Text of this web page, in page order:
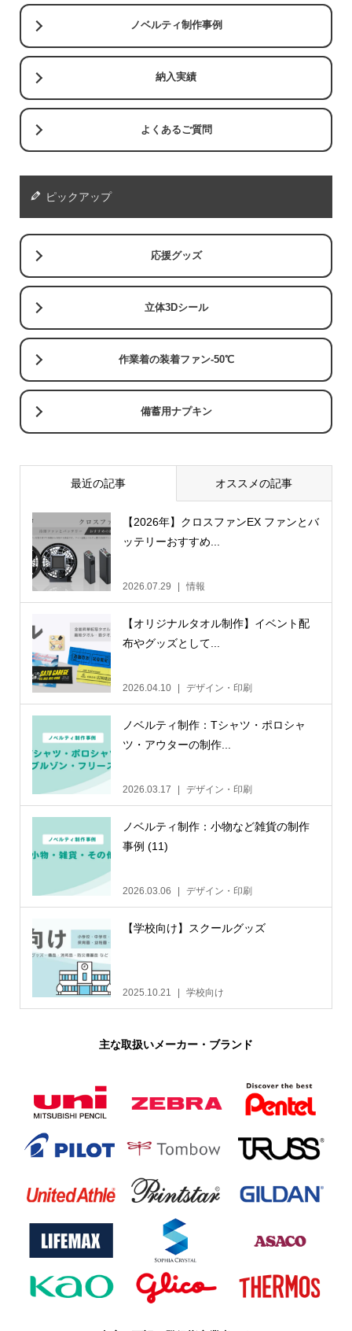
ノベルティ制作事例
納入実績
よくあるご質問
ピックアップ
応援グッズ
立体3Dシール
作業着の装着ファン-50℃
備蓄用ナプキン
最近の記事 オススメの記事
【2026年】クロスファンEX ファンとバ
ッテリーおすすめ...
2026.07.29 情報
【オリジナルタオル制作】イベント配
布やグッズとして...
2026.04.10 デザイン・印刷
ノベルティ制作：Tシャツ・ポロシャ
ツ・アウターの制作...
2026.03.17 デザイン・印刷
ノベルティ制作：小物など雑貨の制作
事例 (11)
2026.03.06 デザイン・印刷
【学校向け】スクールグッズ
2025.10.21 学校向け
主な取扱いメーカー・ブランド